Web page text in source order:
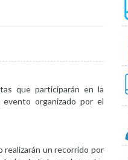
que participarán en la
organizado por el
realizarán un recorrido por